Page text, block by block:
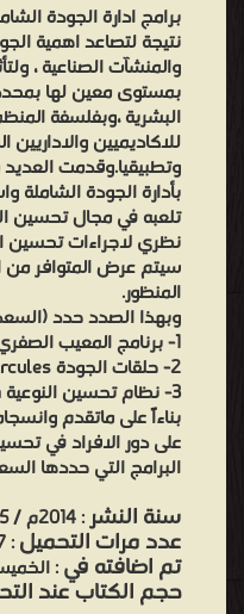
برامج ادارة الجودة
نتيجة لتصاعد اهمية
والمنشآت الصناعية ،
بمستوى معين لها
البشرية ،وبفلسفة
للاكاديميين
وتطبيقيا.وقدمت
بأدارة الجودة الشاملة
تلعبه في مجال تحسين
نظري لاجراءات تحسين
سيتم عرض المتوافر من
المنظور.
وبهذا الصدد حدد
1- برنامج المعيب الصفري Zero Defect
2- حلقات الجودة Quality Circules
3- نظام تحسين النوعية Quality Improvement System
بناءاً على ماتقدم
على دور الافراد في
البرامج التي حددها
سنة النشر: 2014م / 1435هـ .
عدد مرات التحميل: 12227 مرّة / مرات.
تم اضافته في: الخميس , 29
حجم الكتاب عند